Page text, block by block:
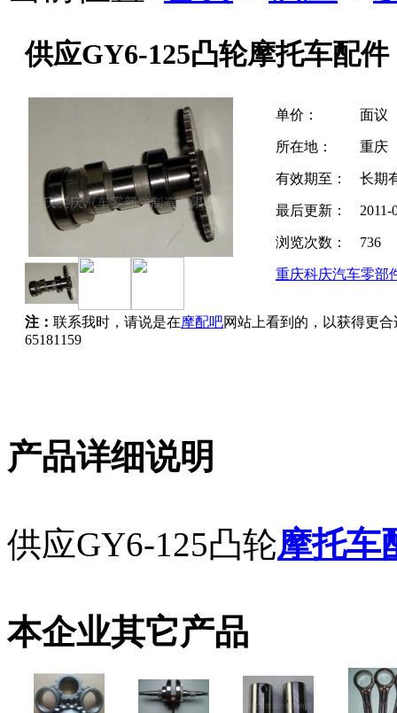
供应GY6-125凸轮摩托车配件
单价： 面议
所在地： 重庆
有效期至： 长期
最后更新： 2011-
浏览次数： 736
重庆科庆汽车零部
注： 联系我时，请说是在摩配吧网站上看到的，以获得更
65181159
产品详细说明
供应GY6-125凸轮摩托车
本企业其它产品